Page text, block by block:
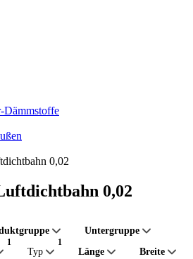
Dämmstoffe
0,02
0,02
Untergruppe
Typ Länge
Breite